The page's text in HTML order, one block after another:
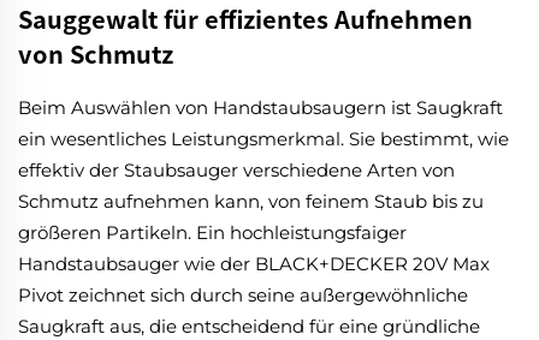
Sauggewalt für effizientes Aufnehmen
von Schmutz
Beim Auswählen von Handstaubsaugern ist Saugkraft
ein wesentliches Leistungsmerkmal. Sie bestimmt, wie
effektiv der Staubsauger verschiedene Arten von
Schmutz aufnehmen kann, von feinem Staub bis zu
größeren Partikeln. Ein hochleistungsfaiger
Handstaubsauger wie der BLACK+DECKER 20V Max
Pivot zeichnet sich durch seine außergewöhnliche
Saugkraft aus, die entscheidend für eine gründliche